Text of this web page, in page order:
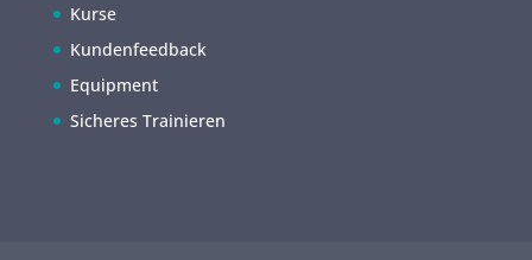
Kurse
Kundenfeedback
Equipment
Sicheres Trainieren